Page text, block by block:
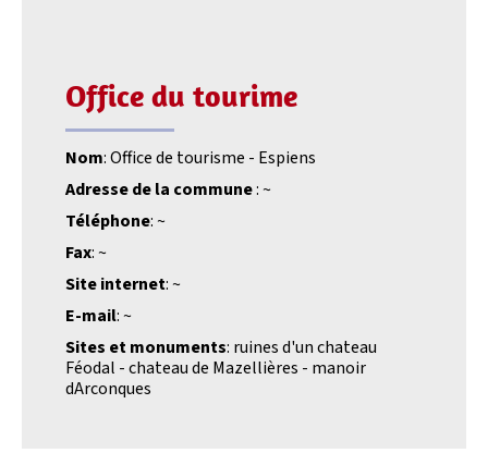
Office du tourime
Nom: Office de tourisme - Espiens
Adresse de la commune: ~
Téléphone: ~
Fax: ~
Site internet: ~
E-mail: ~
Sites et monuments: ruines d'un chateau
Féodal - chateau de Mazellières - manoir
dArconques